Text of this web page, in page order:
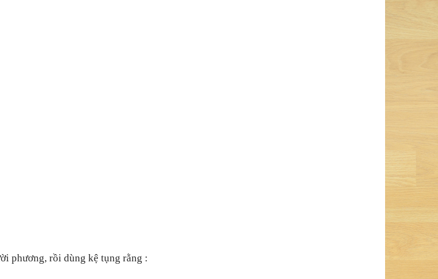
phương, rồi dùng kệ tụng rằng :